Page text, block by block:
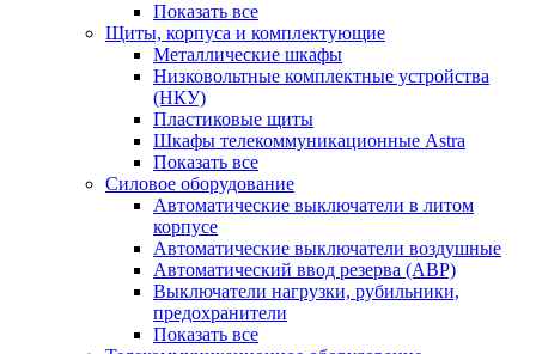
Показать все
Щиты, корпуса и комплектующие
Металлические шкафы
Низковольтные комплектные устройства
(НКУ)
Пластиковые щиты
Шкафы телекоммуникационные Astra
Показать все
Силовое оборудование
Автоматические выключатели в литом
корпусе
Автоматические выключатели воздушные
Автоматический ввод резерва (АВР)
Выключатели нагрузки, рубильники,
предохранители
Показать все